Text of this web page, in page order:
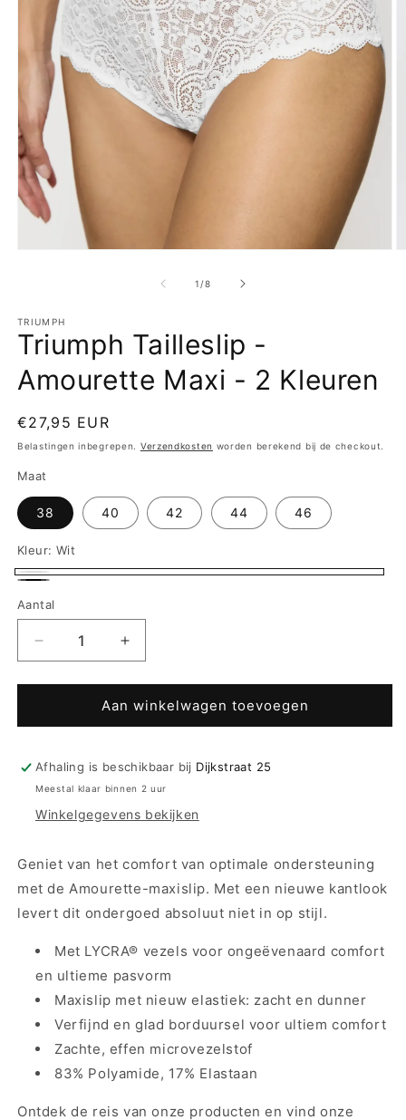
1 /van
8
TRIUMPH
Triumph Tailleslip -
Amourette Maxi - 2 Kleuren
Normale
prijs
€27,95 EUR
Belastingen inbegrepen. Verzendkosten worden berekend bij de checkout.
Maat
38 40 42 44 46
Kleur: Wit
Wit
Aantal
Aantal
verlagen
voor
Tailleslip
Amourette
Maxi
2
Aantal
verhogen
voor
Triumph
Tailleslip
Amourette
Maxi
2
Aan winkelwagen toevoegen
Afhaling is beschikbaar bij Dijkstraat 25
Meestal klaar binnen 2 uur
Winkelgegevens bekijken
Geniet van het comfort van optimale ondersteuning
met de Amourette-maxislip. Met een nieuwe kantlook
levert dit ondergoed absoluut niet in op stijl.
Met LYCRA® vezels voor ongeëvenaard comfort
en ultieme pasvorm
Maxislip met nieuw elastiek: zacht en dunner
Verfijnd en glad borduursel voor ultiem comfort
Zachte, effen microvezelstof
83% Polyamide, 17% Elastaan
Ontdek de reis van onze producten en vind onze